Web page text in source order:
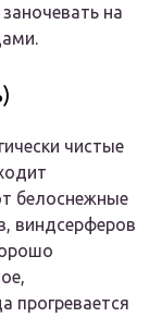
на
чистые
белоснежные
виндсерферов
прогревается